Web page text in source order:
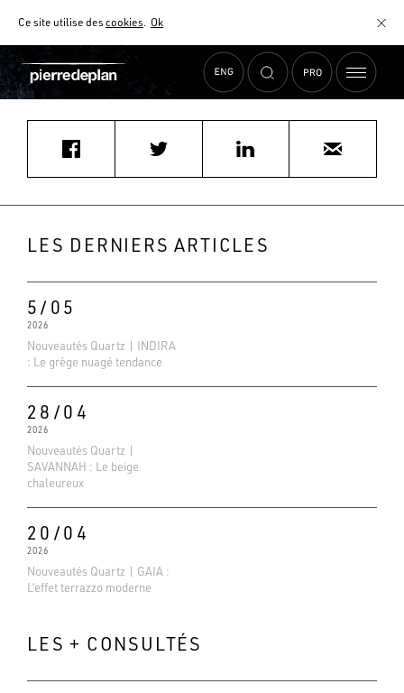
Ce site utilise descookies. Ok
AIDE AU CHOIX
Accueil Actualités mm@oooo.fr
LES DERNIERS ARTICLES
5/05
2026
Nouveautés Quartz | INDIRA
: Le grège nuagé tendance
28/04
2026
Nouveautés Quartz |
SAVANNAH : Le beige
chaleureux
20/04
2026
Nouveautés Quartz | GAIA :
L’effet terrazzo moderne
LES + CONSULTÉS